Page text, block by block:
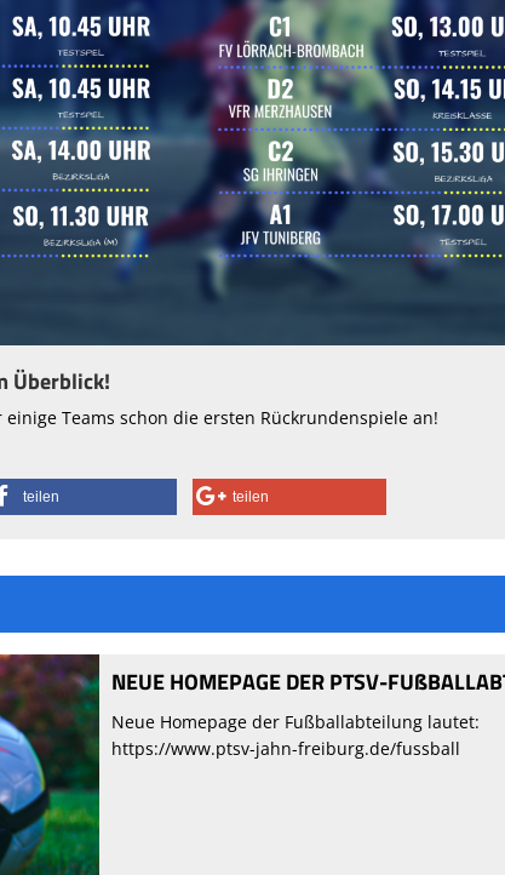
Überblick!
Teams schon die ersten Rückrundenspiele an!
teilen teilen
NEUE HOMEPAGE DER PTSV-
Neue Homepage der Fußballabteilung lautet:
https://www.ptsv-jahn-freiburg.de/fussball